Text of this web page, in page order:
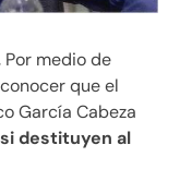
Por medio de
que el
García Cabeza
destituyen al